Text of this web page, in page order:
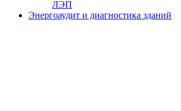
ЛЭП
Энергоаудит и диагностика зданий